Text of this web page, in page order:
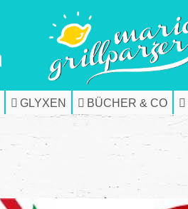
GLYXEN BÜCHER & CO